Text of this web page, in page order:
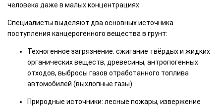
человека даже в малых концентрациях.
Специалисты выделяют два основных источника
поступления канцерогенного вещества в грунт:
Техногенное загрязнение: сжигание твёрдых и жидких
органических веществ, древесины, антропогенных
отходов, выбросы газов отработанного топлива
автомобилей (выхлопные газы)
Природные источники: лесные пожары, извержение